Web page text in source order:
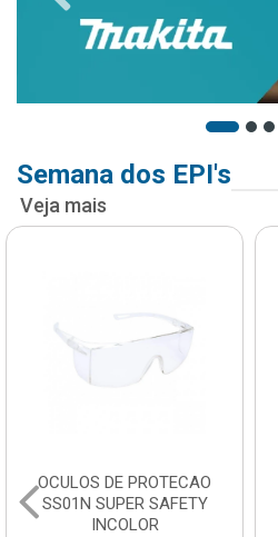
Semana dos EPI's
Veja mais
OCULOS DE PROTECAO
SS01N SUPER SAFETY
INCOLOR